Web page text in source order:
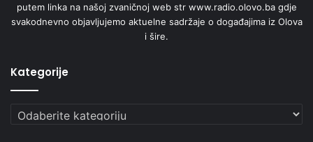
putem linka na našoj zvaničnoj web str www.radio.olovo.ba gdje
svakodnevno objavljujemo aktuelne sadržaje o događajima iz Olova
i šire.
Kategorije
Kategorije